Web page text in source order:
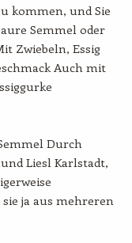
kommen, und Sie
Semmel oder
Zwiebeln, Essig
Auch mit
Durch
Liesl Karlstadt,
ja aus mehreren